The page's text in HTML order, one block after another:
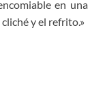
en una
y el refrito.»